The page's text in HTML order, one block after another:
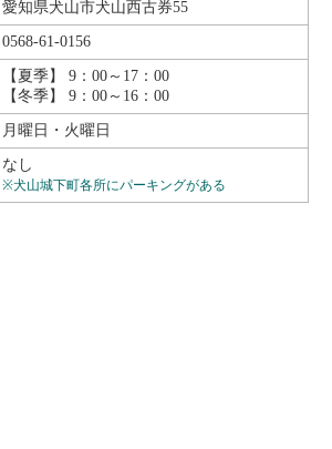
愛知県犬山市犬山西古券55
0568-61-0156
【夏季】 9：00～17：00
【冬季】 9：00～16：00
月曜日・火曜日
なし
※犬山城下町各所にパーキングがある